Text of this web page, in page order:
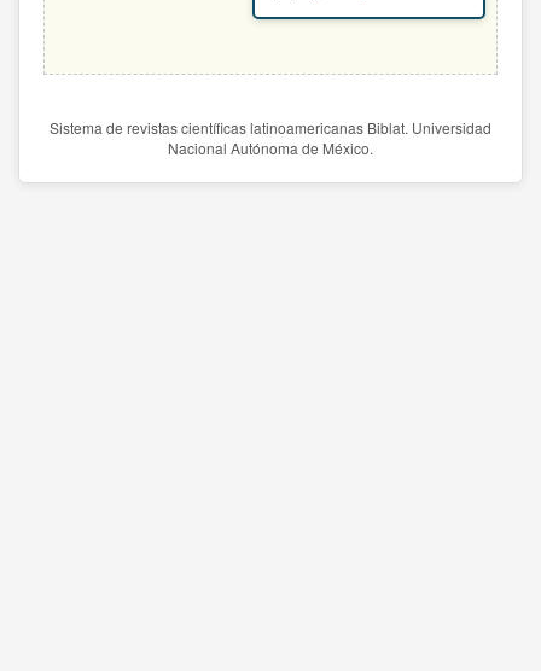
Sistema de revistas científicas latinoamericanas Biblat. Universidad
Nacional Autónoma de México.